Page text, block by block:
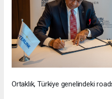
Ortaklık, Türkiye genelindeki